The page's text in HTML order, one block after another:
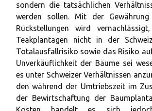
sondern die tatsächlichen
werden sollen. Mit der Gewährung
Rückstellungen wird
Teakplantagen nicht in der
Totalausfallrisiko sowie das Risiko
Unverkäuflichkeit der Bäume sei
es unter Schweizer Verhältnissen
den während der Umtriebszeit im
der Bewirtschaftung der